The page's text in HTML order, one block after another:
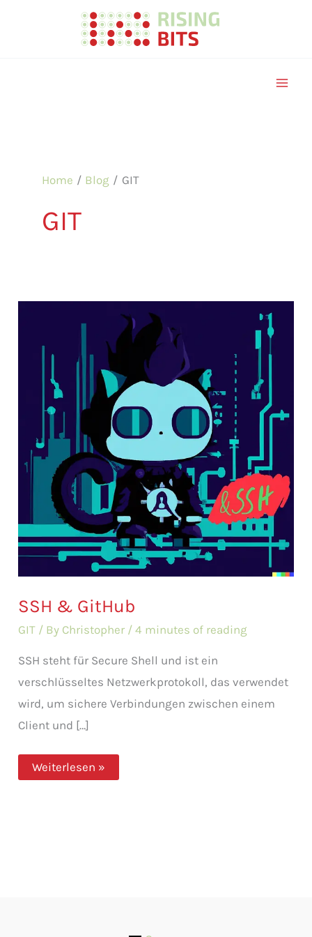
Home Blog GIT
GIT
SSH & GitHub
GIT / By Christopher /4 minutes of reading
SSH steht für Secure Shell und ist ein
verschlüsseltes Netzwerkprotokoll, das verwendet
wird, um sichere Verbindungen zwischen einem
Client und […]
SSH
&
Weiterlesen »